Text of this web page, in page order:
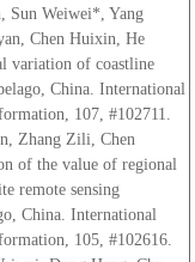
Sun Weiwei*, Yang
Chen Huixin, He
variation of coastline
China. International
107, #102711.
Zhang Zili, Chen
of the value of regional
remote sensing
China. International
105, #102616.